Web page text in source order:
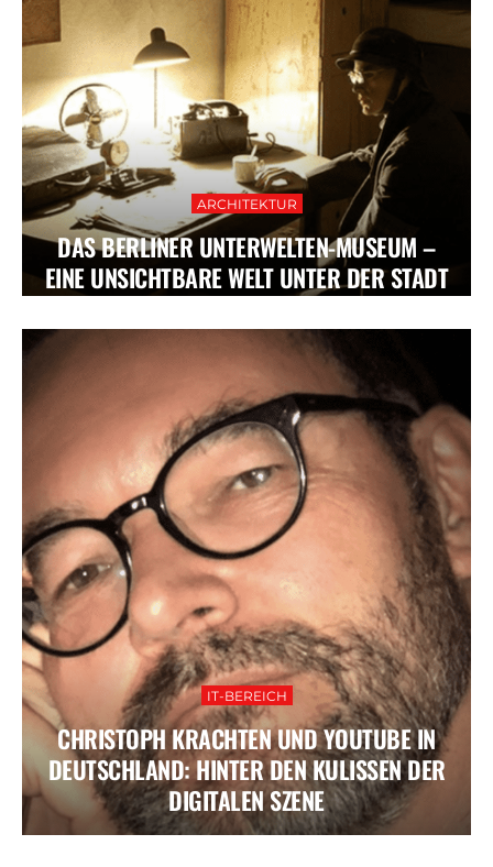
ARCHITEKTUR
DAS BERLINER UNTERWELTEN-MUSEUM –
EINE UNSICHTBARE WELT UNTER DER STADT
IT-BEREICH
CHRISTOPH KRACHTEN UND YOUTUBE IN
DEUTSCHLAND: HINTER DEN KULISSEN DER
DIGITALEN SZENE